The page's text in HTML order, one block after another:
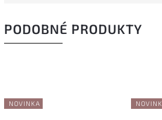
PODOBNÉ PRODUKTY
NOVINKA NOVINKA